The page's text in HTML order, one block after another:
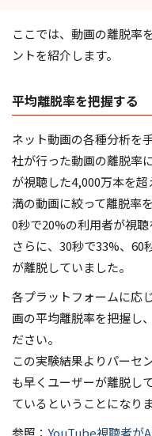
ここでは、動画の離脱率
ントを紹介します。
平均離脱率を把握する
ネット動画の各種分析を
社が行った動画の離脱率
が視聴した4,000万本を
満の動画に絞って離脱率
0秒で20%の利用者が視聴
さらに、30秒で33%、60
が離脱していました。
各プラットフォームに応
画の平均離脱率を把握し
ださい。
この実験結果よりパーセ
も早くユーザーが離脱し
ているということになりま
参照： YouTube視聴者が